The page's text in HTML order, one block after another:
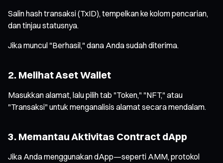
Salin hash transaksi (TxID), tempelkan ke kolom pencarian,
dan tinjau statusnya.
Jika muncul "Berhasil," dana Anda sudah diterima.
2. Melihat Aset Wallet
Masukkan alamat, lalu pilih tab "Token," "NFT," atau
"Transaksi" untuk menganalisis alamat secara mendalam.
3. Memantau Aktivitas Contract dApp
Jika Anda menggunakan dApp—seperti AMM, protokol